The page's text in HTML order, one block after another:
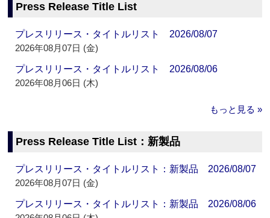
Press Release Title List
プレスリリース・タイトルリスト 2026/08/07
2026年08月07日 (金)
プレスリリース・タイトルリスト 2026/08/06
2026年08月06日 (木)
もっと見る »
Press Release Title List：新製品
プレスリリース・タイトルリスト：新製品 2026/08/07
2026年08月07日 (金)
プレスリリース・タイトルリスト：新製品 2026/08/06